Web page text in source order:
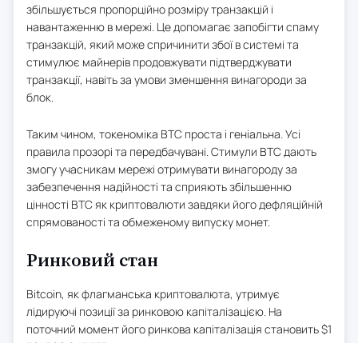
збільшується пропорційно розміру транзакцій і
навантаженню в мережі. Це допомагає запобігти спаму
транзакцій, який може спричинити збої в системі та
стимулює майнерів продовжувати підтверджувати
транзакції, навіть за умови зменшення винагороди за
блок.
Таким чином, токеноміка BTC проста і геніальна. Усі
правила прозорі та передбачувані. Стимули BTC дають
змогу учасникам мережі отримувати винагороду за
забезпечення надійності та сприяють збільшенню
цінності BTC як криптовалюти завдяки його дефляційній
спрямованості та обмеженому випуску монет.
Ринковий стан
Bitcoin, як флагманська криптовалюта, утримує
лідируючі позиції за ринковою капіталізацією. На
поточний момент його ринкова капіталізація становить $1